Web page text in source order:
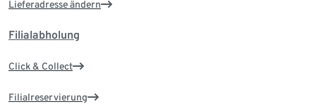
Lieferadresse ändern
Filialabholung
Click & Collect
Filialreservierung